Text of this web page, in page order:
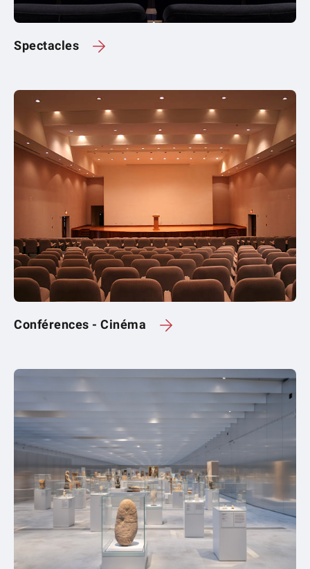
Spectacles
Conférences - Cinéma